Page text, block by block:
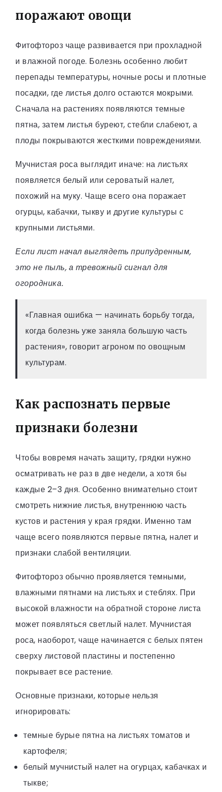
поражают овощи
Фитофтороз чаще развивается при прохладной
и влажной погоде. Болезнь особенно любит
перепады температуры, ночные росы и плотные
посадки, где листья долго остаются мокрыми.
Сначала на растениях появляются темные
пятна, затем листья буреют, стебли слабеют, а
плоды покрываются жесткими повреждениями.
Мучнистая роса выглядит иначе: на листьях
появляется белый или сероватый налет,
похожий на муку. Чаще всего она поражает
огурцы, кабачки, тыкву и другие культуры с
крупными листьями.
Если лист начал выглядеть припудренным,
это не пыль, а тревожный сигнал для
огородника.
«Главная ошибка — начинать борьбу тогда,
когда болезнь уже заняла большую часть
растения», говорит агроном по овощным
культурам.
Как распознать первые
признаки болезни
Чтобы вовремя начать защиту, грядки нужно
осматривать не раз в две недели, а хотя бы
каждые 2–3 дня. Особенно внимательно стоит
смотреть нижние листья, внутреннюю часть
кустов и растения у края грядки. Именно там
чаще всего появляются первые пятна, налет и
признаки слабой вентиляции.
Фитофтороз обычно проявляется темными,
влажными пятнами на листьях и стеблях. При
высокой влажности на обратной стороне листа
может появляться светлый налет. Мучнистая
роса, наоборот, чаще начинается с белых пятен
сверху листовой пластины и постепенно
покрывает все растение.
Основные признаки, которые нельзя
игнорировать:
темные бурые пятна на листьях томатов и
картофеля;
белый мучнистый налет на огурцах, кабачках и
тыкве;